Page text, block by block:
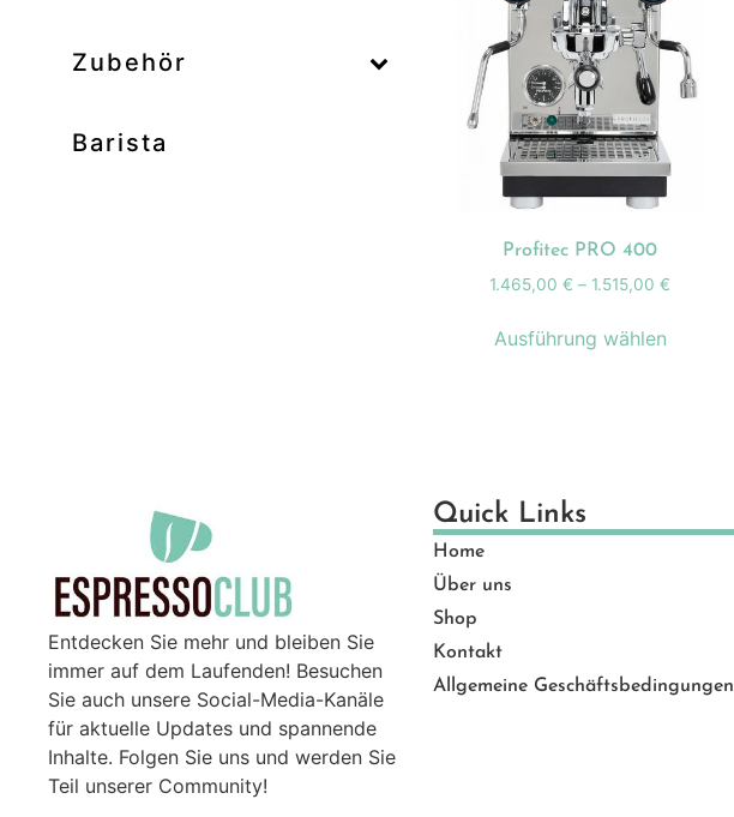
Zubehör
Barista
Produkt-Kategorien
Unkategorisiert (2)
Abonnements(0)
Bundles (18)
Geschenkideen(24)
Gutscheine(8)
Service(0)
Zubehör
Profitec PRO 400
1.465,00€ – 1.515,00€
Ausführung wählen
Entdecken Sie mehr und bleiben Sie
immer auf dem Laufenden! Besuchen
Sie auch unsere Social-Media-Kanäle
für aktuelle Updates und spannende
Inhalte. Folgen Sie uns und werden Sie
Teil unserer Community!
Quick Links
Home
Über uns
Shop
Kontakt
Allgemeine Geschäftsbedingungen